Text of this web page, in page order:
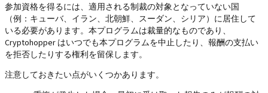
参加資格を得るには、適用される制裁の対象となっていない国
（例：キューバ、イラン、北朝鮮、スーダン、シリア）に居住して
いる必要があります。本プログラムは裁量的なものであり、
Cryptohopper はいつでも本プログラムを中止したり、報酬の支払い
を拒否したりする権利を留保します。
注意しておきたい点がいくつかあります。